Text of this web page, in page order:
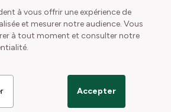
à vous offrir une expérience de
et mesurer notre audience. Vous
à tout moment et consulter notre
Accepter
Vente
Mentions légales